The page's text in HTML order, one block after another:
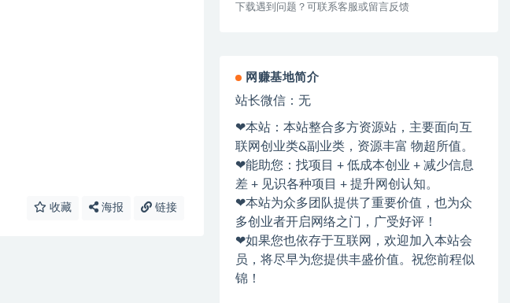
收藏 海报 链接
下载遇到问题？可联系客服或留言反馈
网赚基地简介
站长微信：无
❤本站：本站整合多方资源站，主要面向互
联网创业类&副业类，资源丰富 物超所值。
❤能助您：找项目 + 低成本创业 + 减少信息
差 + 见识各种项目 + 提升网创认知。
❤本站为众多团队提供了重要价值，也为众
多创业者开启网络之门，广受好评！
❤如果您也依存于互联网，欢迎加入本站会
员，将尽早为您提供丰盛价值。祝您前程似
锦！